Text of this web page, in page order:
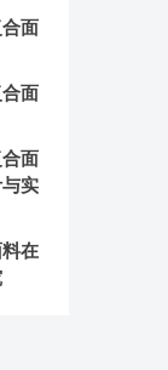
面
面
面
实
在